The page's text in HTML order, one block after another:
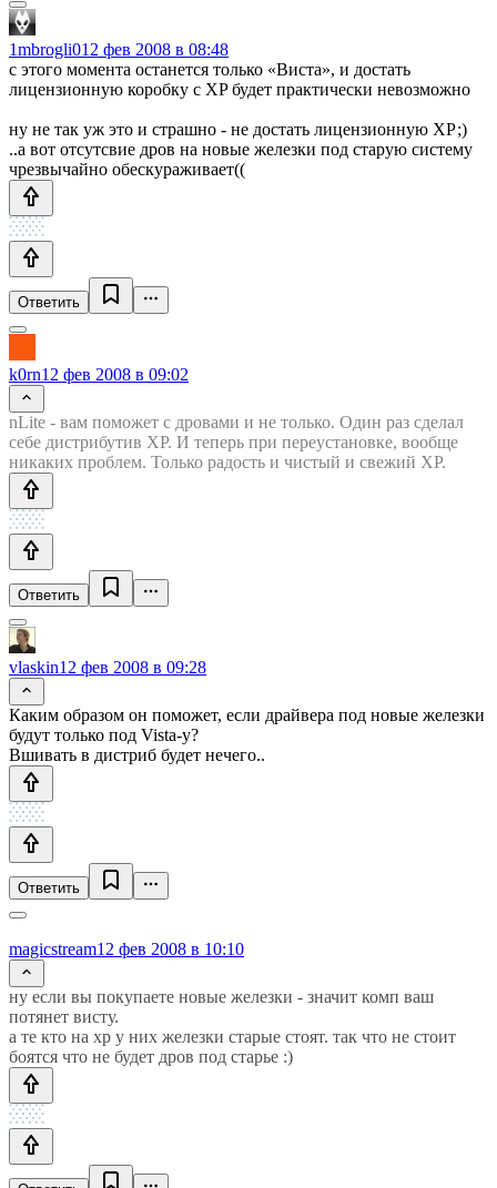
1mbrogli012 фев 2008 в 08:48
с этого момента останется только «Виста», и достать
лицензионную коробку с XP будет практически невозможно
ну не так уж это и страшно - не достать лицензионную ХР;)
..а вот отсутсвие дров на новые железки под старую систему
чрезвычайно обескураживает((
Ответить
k0rn12 фев 2008 в 09:02
nLite - вам поможет с дровами и не только. Один раз сделал
себе дистрибутив ХР. И теперь при переустановке, вообще
никаких проблем. Только радость и чистый и свежий ХР.
Ответить
vlaskin12 фев 2008 в 09:28
Каким образом он поможет, если драйвера под новые железки
будут только под Vista-у?
Вшивать в дистриб будет нечего..
Ответить
magicstream12 фев 2008 в 10:10
ну если вы покупаете новые железки - значит комп ваш
потянет висту.
а те кто на xp у них железки старые стоят. так что не стоит
боятся что не будет дров под старье :)